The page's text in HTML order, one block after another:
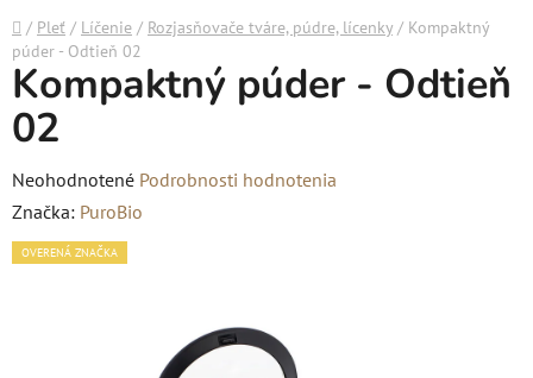
Domov
/ Pleť / Líčenie / Rozjasňovače tváre, púdre, lícenky / Kompaktný
púder - Odtieň 02
Kompaktný púder - Odtieň
02
Priemerné
hodnotenie
produktu
Neohodnotené Podrobnosti hodnotenia
Značka: PuroBio
OVERENÁ ZNAČKA